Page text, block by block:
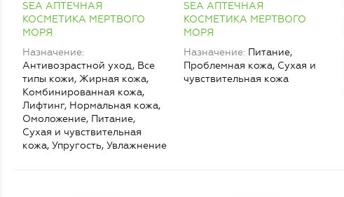
SEA АПТЕЧНАЯ
КОСМЕТИКА МЕРТВОГО
МОРЯ
Назначение
Антивозрастной уход, Все
типы кожи, Жирная кожа,
Комбинированная кожа,
Лифтинг, Нормальная кожа,
Омоложение, Питание,
Сухая и чувствительная
кожа, Упругость, Увлажнение
SEA АПТЕЧНАЯ
КОСМЕТИКА МЕРТВОГО
МОРЯ
Назначение Питание,
Проблемная кожа, Сухая и
чувствительная кожа